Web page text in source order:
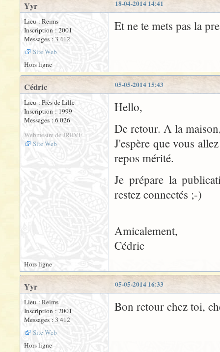
18-04-2014 14:41
Yyr
Lieu : Reims
Inscription : 2001
Messages : 3 412
Site Web
Et ne te mets pas la
Hors ligne
05-05-2014 15:43
Cédric
Lieu : Près de Lille
Inscription : 1999
Messages : 6 026
Webmestre de JRRVF
Site Web
Hello,
De retour. A la
J'espère que vous
repos mérité.
Je prépare la
restez connectés ;-)
Amicalement,
Cédric
Hors ligne
05-05-2014 16:33
Yyr
Lieu : Reims
Inscription : 2001
Messages : 3 412
Site Web
Bon retour chez toi,
Hors ligne